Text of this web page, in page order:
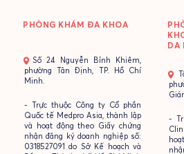
PHÒNG KHÁM ĐA KHOA
- Số 24 Nguyễn Bỉnh Khiêm,
phường Tân Định, TP. Hồ Chí
Minh.
- Trực thuộc Công ty Cổ phần
Quốc tế Medpro Asia, thành lập
và hoạt động theo Giấy chứng
nhận đăng ký doanh nghiệp số:
0318527091 do Sở Kế hoạch và
DA
-
-